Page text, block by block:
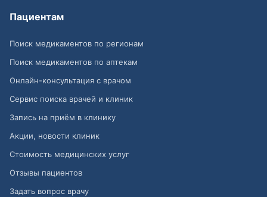
Пациентам
Поиск медикаментов по регионам
Поиск медикаментов по аптекам
Онлайн-консультация с врачом
Сервис поиска врачей и клиник
Запись на приём в клинику
Акции, новости клиник
Стоимость медицинских услуг
Отзывы пациентов
Задать вопрос врачу